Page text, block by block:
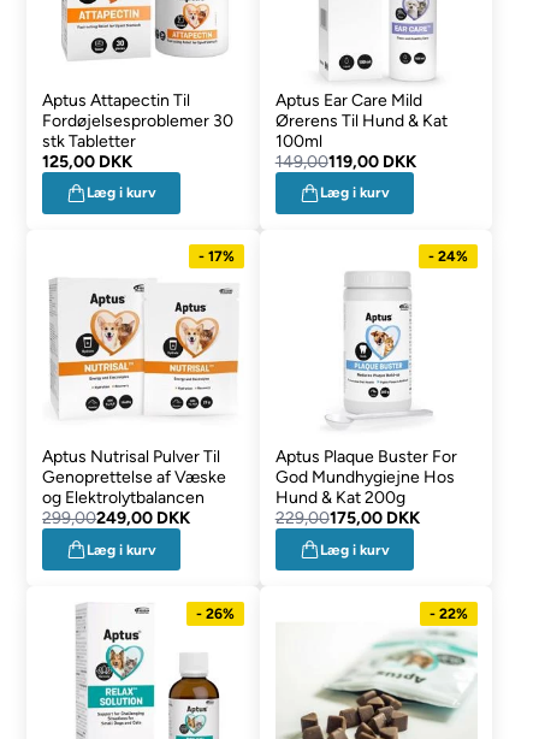
Aptus Attapectin Til
Fordøjelsesproblemer 30
stk Tabletter
125,00 DKK
Læg i kurv
Aptus Ear Care Mild
Ørerens Til Hund & Kat
100ml
149,00119,00 DKK
Læg i kurv
- 17%
Aptus Nutrisal Pulver Til
Genoprettelse af Væske
og Elektrolytbalancen
299,00249,00 DKK
Læg i kurv
- 24%
Aptus Plaque Buster For
God Mundhygiejne Hos
Hund & Kat 200g
229,00175,00 DKK
Læg i kurv
- 26% - 22%